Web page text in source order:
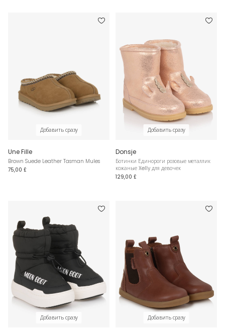
Добавить сразу
Une Fille
Brown Suede Leather Tasman Mules
75,00 £
Добавить сразу
Donsje
Ботинки Единороги розовые металлик
кожаные Xelly для девочек
129,00 £
Добавить сразу Добавить сразу